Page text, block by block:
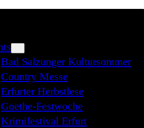
Bad Salzunger Kultursommer
Country Messe
Erfurter Herbstlese
Goethe-Festwoche
Krimifestival Erfurt